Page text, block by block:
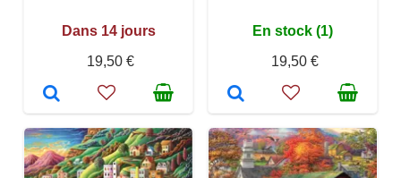
Dans 14 jours
19,50 €
En stock (1)
19,50 €